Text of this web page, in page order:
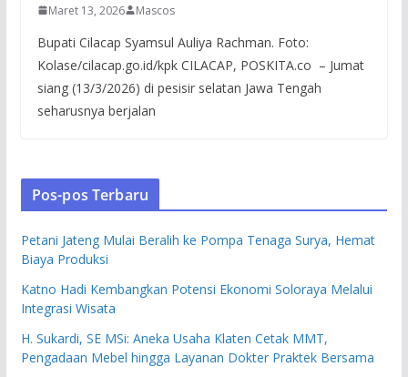
Maret 13, 2026 Mascos
Bupati Cilacap Syamsul Auliya Rachman. Foto:
Kolase/cilacap.go.id/kpk CILACAP, POSKITA.co – Jumat
siang (13/3/2026) di pesisir selatan Jawa Tengah
seharusnya berjalan
Pos-pos Terbaru
Petani Jateng Mulai Beralih ke Pompa Tenaga Surya, Hemat
Biaya Produksi
Katno Hadi Kembangkan Potensi Ekonomi Soloraya Melalui
Integrasi Wisata
H. Sukardi, SE MSi: Aneka Usaha Klaten Cetak MMT,
Pengadaan Mebel hingga Layanan Dokter Praktek Bersama